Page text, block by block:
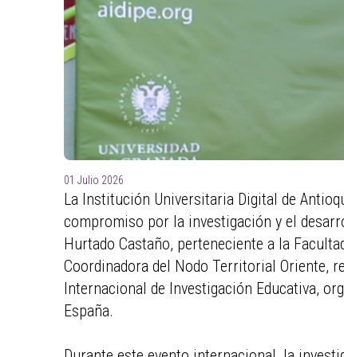
01 Julio 2026
La Institución Universitaria Digital de
compromiso por la investigación y el
Hurtado Castaño, perteneciente a la
Coordinadora del Nodo Territorial Oriente,
Internacional de Investigación Educativa,
España.